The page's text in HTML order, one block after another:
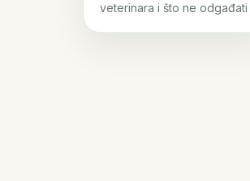
veterinara i što ne odgađati